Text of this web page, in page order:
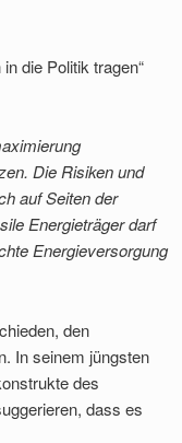
die Politik tragen“
Die Risiken und
auf Seiten der
Energieträger darf
Energieversorgung
den
In seinem jüngsten
des
dass es